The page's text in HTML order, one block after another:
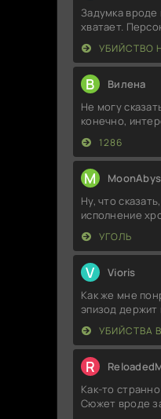
Задумка вроде
хватает.
УБИЙСТВО
В Вилена
Не могу
конечно,
1286
M
Ну, что
исполнение
УГОЛЬ
V Vioris
Как же мне
эпизод держит
УБИЙСТВА
R
Как-то
Сюжет вроде